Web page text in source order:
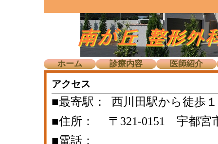
ホーム 診療内容 医師紹介
アクセス
■最寄駅： 西川田駅から徒歩
■住所： 〒321-0151 宇都宮
■電話：